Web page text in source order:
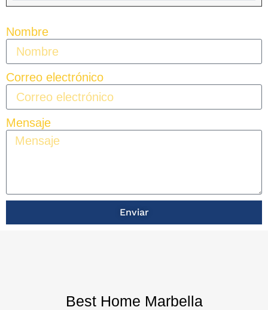
Nombre
Correo electrónico
Mensaje
Enviar
Best Home Marbella